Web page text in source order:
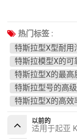
热门标签 :
特斯拉型X型耐用
特斯拉模型X的可
特斯拉型X的最高
特斯拉型号的高
特斯拉型X的高效
以前的
适用于起亚